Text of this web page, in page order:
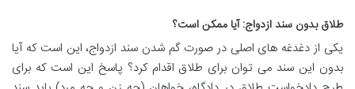
طلاق بدون سند ازدواج: آیا ممکن است؟
یکی از دغدغه های اصلی در صورت گم شدن سند ازدواج، این است که آیا
بدون این سند می توان برای طلاق اقدام کرد؟ پاسخ این است که برای